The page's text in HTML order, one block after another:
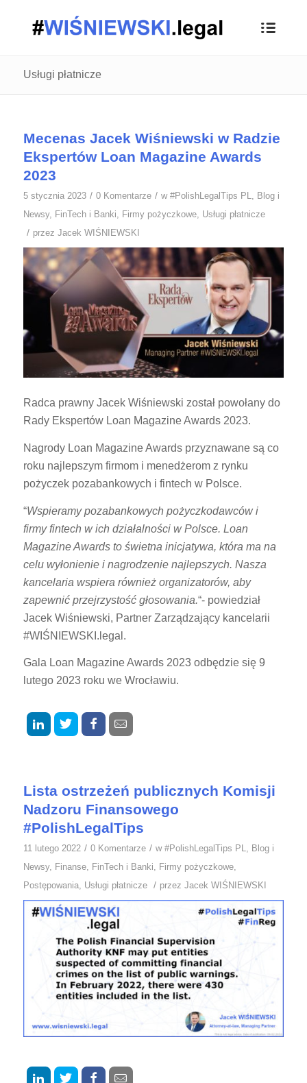
Usługi płatnicze
Mecenas Jacek Wiśniewski w Radzie
Ekspertów Loan Magazine Awards
2023
5 stycznia 2023 / 0 Komentarze / w #PolishLegalTips PL, Blog i
Newsy, FinTech i Banki, Firmy pożyczkowe, Usługi płatnicze
/ przez Jacek WIŚNIEWSKI
Radca prawny Jacek Wiśniewski został powołany do
Rady Ekspertów Loan Magazine Awards 2023.
Nagrody Loan Magazine Awards przyznawane są co
roku najlepszym firmom i menedżerom z rynku
pożyczek pozabankowych i fintech w Polsce.
“Wspieramy pozabankowych pożyczkodawców i
firmy fintech w ich działalności w Polsce. Loan
Magazine Awards to świetna inicjatywa, która ma na
celu wyłonienie i nagrodzenie najlepszych. Nasza
kancelaria wspiera również organizatorów, aby
zapewnić przejrzystość głosowania.“- powiedział
Jacek Wiśniewski, Partner Zarządzający kancelarii
#WIŚNIEWSKI.legal.
Gala Loan Magazine Awards 2023 odbędzie się 9
lutego 2023 roku we Wrocławiu.
Lista ostrzeżeń publicznych Komisji
Nadzoru Finansowego
#PolishLegalTips
11 lutego 2022 / 0 Komentarze / w #PolishLegalTips PL
Blog i
Newsy, Finanse, FinTech i Banki Firmy pożyczkowe,
Postępowania, Usługi płatnicze / przez Jacek WIŚNIEWSKI